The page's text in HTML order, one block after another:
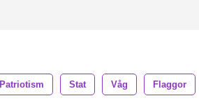
Patriotism Stat Våg Flaggor